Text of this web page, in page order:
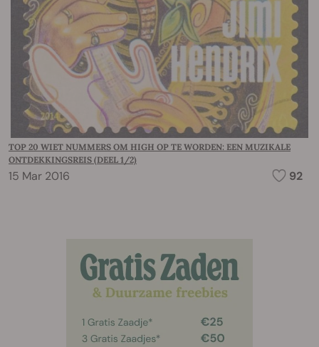
TOP 20 WIET NUMMERS OM HIGH OP TE WORDEN: EEN MUZIKALE
ONTDEKKINGSREIS (DEEL 1/2)
15 Mar 2016 92